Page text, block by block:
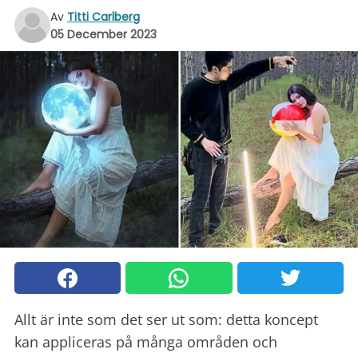
Av Titti Carlberg
05 December 2023
Allt är inte som det ser ut som: detta koncept
kan appliceras på många områden och